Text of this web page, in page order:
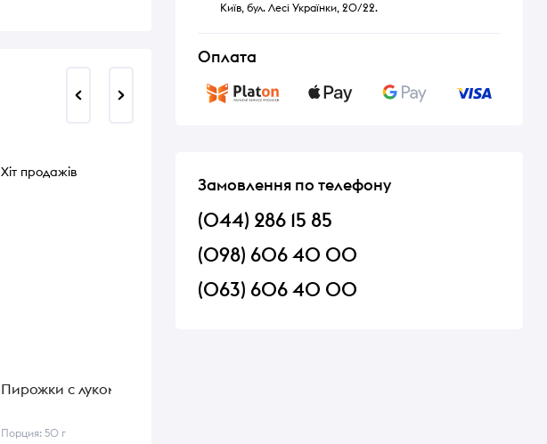
Хіт продажів
Пирожки с луком и яйцом
Порция: 50 г
Київ, бул. Лесі Українки, 20/22.
Оплата
Замовлення по телефону
(044) 286 15 85
(098) 606 40 00
(063) 606 40 00